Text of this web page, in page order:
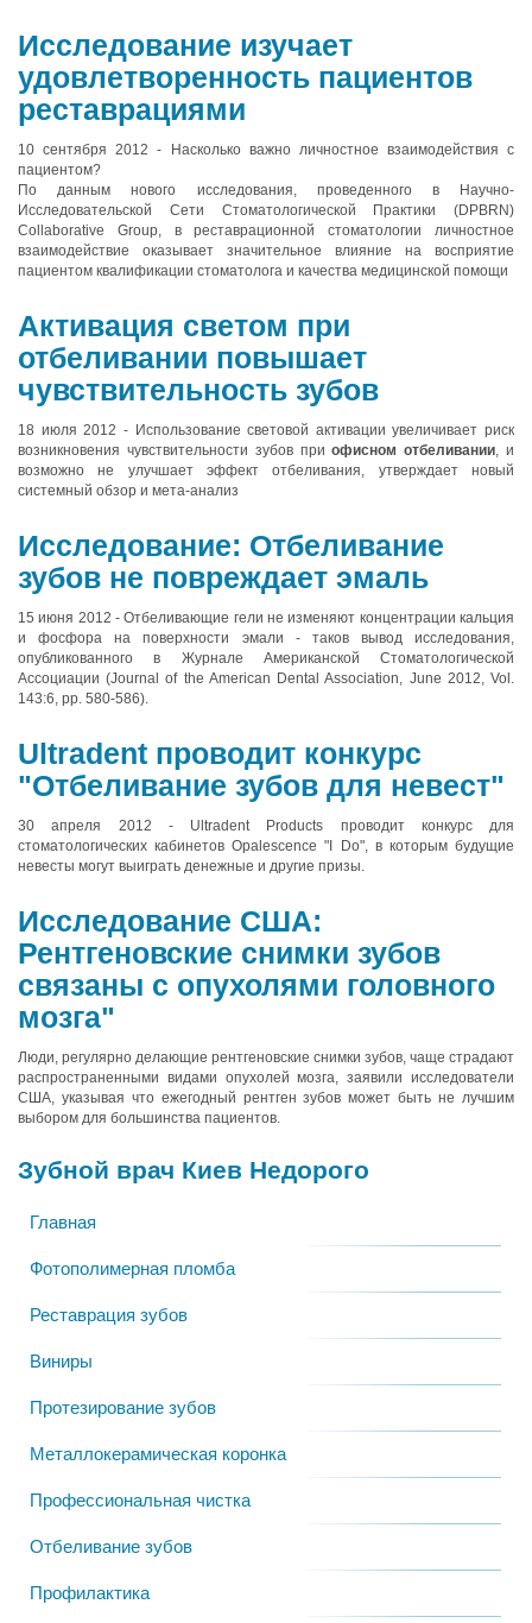
Исследование изучает
удовлетворенность пациентов
реставрациями
10 сентября 2012 - Насколько важно личностное взаимодействия с
пациентом?
По данным нового исследования, проведенного в Научно-
Исследовательской Сети Стоматологической Практики (DPBRN)
Collaborative Group, в реставрационной стоматологии личностное
взаимодействие оказывает значительное влияние на восприятие
пациентом квалификации стоматолога и качества медицинской помощи
Активация светом при
отбеливании повышает
чувствительность зубов
18 июля 2012 - Использование световой активации увеличивает риск
возникновения чувствительности зубов приофисном отбеливании, и
возможно не улучшает эффект отбеливания, утверждает новый
системный обзор и мета-анализ
Исследование: Отбеливание
зубов не повреждает эмаль
15 июня 2012 - Отбеливающие гели не изменяют концентрации кальция
и фосфора на поверхности эмали - таков вывод исследования,
опубликованного в Журнале Американской Стоматологической
Ассоциации (Journal of the American Dental Association, June 2012, Vol.
143:6, pp. 580-586).
Ultradent проводит конкурс
"Отбеливание зубов для невест"
30 апреля 2012 - Ultradent Products проводит конкурс для
стоматологических кабинетов Opalescence "I Do", в которым будущие
невесты могут выиграть денежные и другие призы.
Исследование США:
Рентгеновские снимки зубов
связаны с опухолями головного
мозга"
Люди, регулярно делающие рентгеновские снимки зубов, чаще страдают
распространенными видами опухолей мозга, заявили исследователи
США, указывая что ежегодный рентген зубов может быть не лучшим
выбором для большинства пациентов.
Зубной врач Киев Недорого
Главная
Фотополимерная пломба
Реставрация зубов
Виниры
Протезирование зубов
Металлокерамическая коронка
Профессиональная чистка
Отбеливание зубов
Профилактика